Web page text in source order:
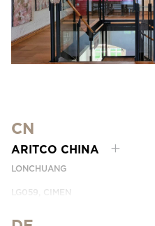
CN
ARITCO CHINA
LONCHUANG
LG059, CIMEN
SHANGHAI, CHINA